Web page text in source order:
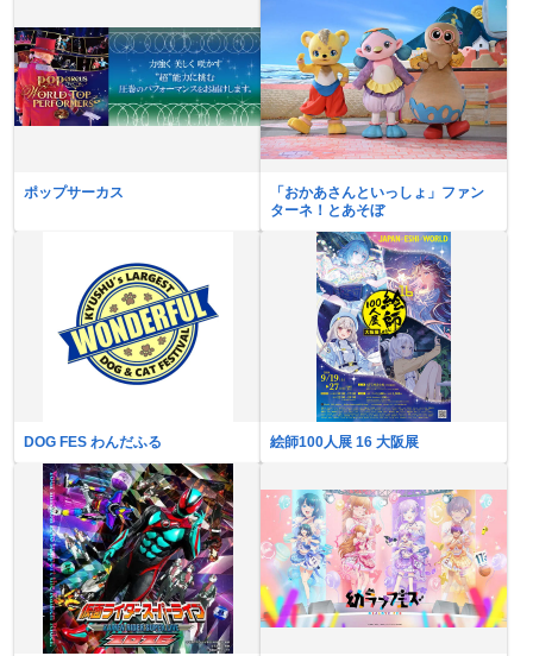
ポップサーカス
「おかあさんといっしょ」ファン
ターネ！とあそぼ
DOG FES わんだふる 絵師100人展 16 大阪展